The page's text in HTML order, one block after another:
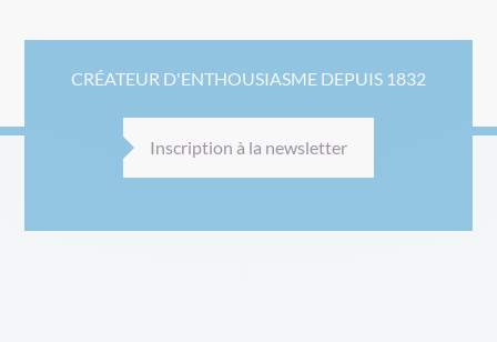
CRÉATEUR D'ENTHOUSIASME DEPUIS 1832
Inscription à la newsletter